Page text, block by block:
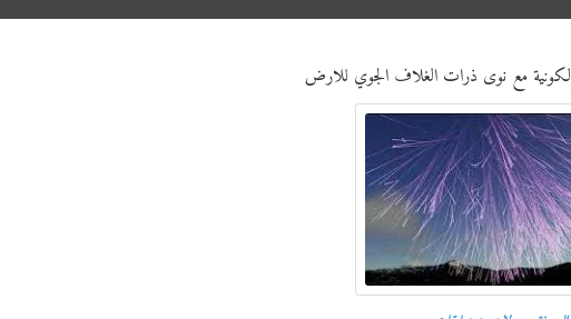
مع نوى ذرات الغلاف الجوي للارض